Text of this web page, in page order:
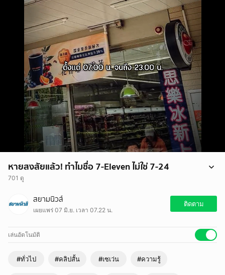
หายสงสัยแล้ว! ทำไมชื่อ 7-Eleven ไม่ใช่ 7-24
701 ดู
เปลี่ยนชื่อเป็น 7-24
สยามนิวส์
เผยแพร่ 07 มิ.ย. เวลา 07.22 น.
ติดตาม
เล่นอัตโนมัติ
#ทั่วไป #คลิปสั้น #เซเว่น #ความรู้